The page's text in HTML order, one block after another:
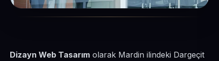
Dizayn Web Tasarım olarak Mardin ilindeki Dargeçit